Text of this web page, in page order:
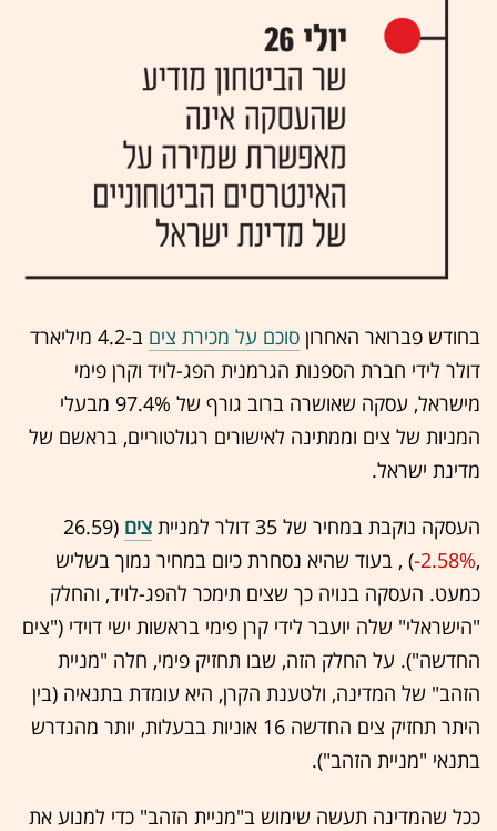
בחודש פברואר האחרון סוכם על מכירת צים
ב-4.2 מיליארד
דולר לידי חברת הספנות הגרמנית הפג-לויד וקרן פימי
מישראל, עסקה שאושרה ברוב גורף של 97.4% מבעלי
המניות של צים וממתינה לאישורים רגולטוריים, בראשם של
מדינת ישראל.
העסקה נוקבת במחיר של 35 דולר למניית צים (26.59
,‎
-2.58%‏) , בעוד שהיא נסחרת כיום במחיר נמוך בשליש
כמעט. העסקה בנויה כך שצים תימכר להפג-לויד, והחלק
"הישראלי" שלה יועבר לידי קרן פימי בראשות ישי דוידי ("צים
החדשה"). על החלק הזה, שבו תחזיק פימי, חלה "מניית
הזהב" של המדינה, ולטענת הקרן, היא עומדת בתנאיה (בין
היתר תחזיק צים החדשה 16 אוניות בבעלות, יותר מהנדרש
בתנאי "מניית הזהב").
ככל שהמדינה תעשה שימוש ב"מניית הזהב" כדי למנוע את